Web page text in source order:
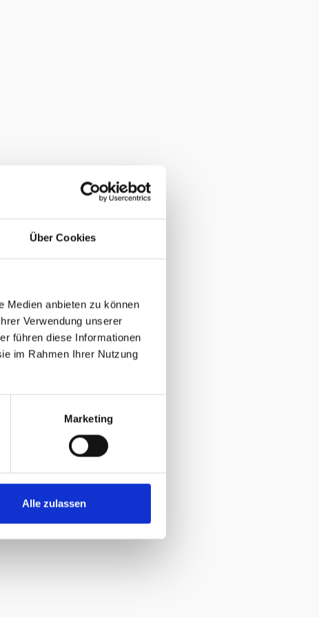
Über Cookies
Medien anbieten zu können
Verwendung unserer
führen diese Informationen
im Rahmen Ihrer Nutzung
Marketing
Alle zulassen